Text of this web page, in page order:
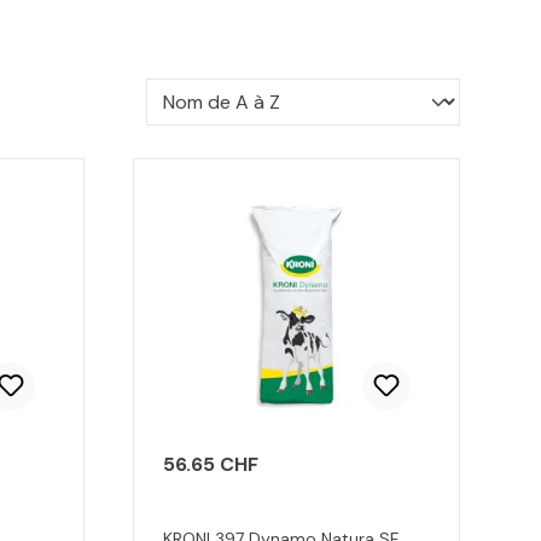
56.65 CHF